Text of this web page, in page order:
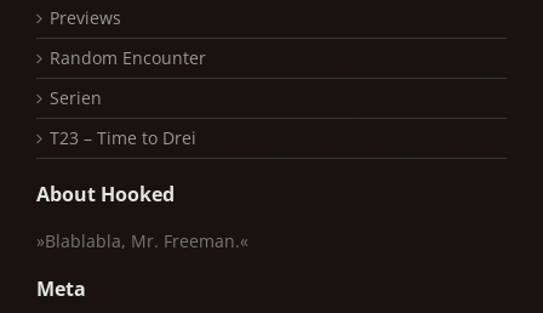
Previews
Random Encounter
Serien
T23 – Time to Drei
About Hooked
»Blablabla, Mr. Freeman.«
Meta